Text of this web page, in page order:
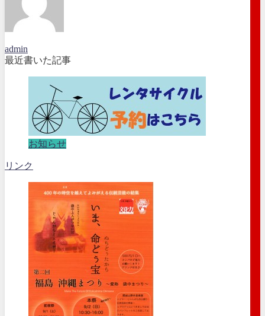
admin
最近書いた記事
お知らせ
リンク